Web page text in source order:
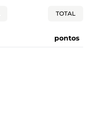
TOTAL
pontos